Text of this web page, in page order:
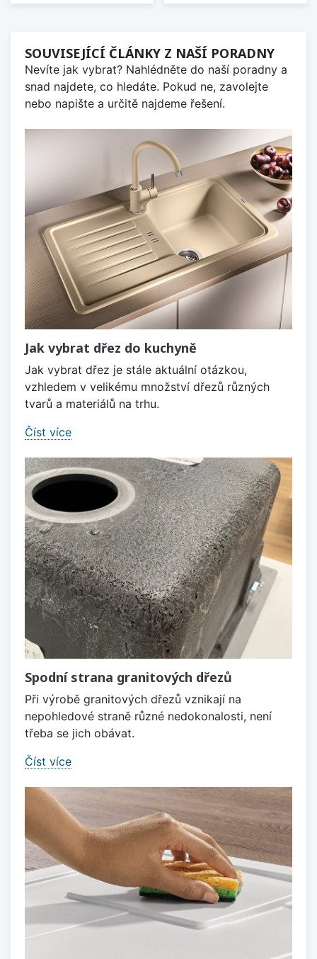
SOUVISEJÍCÍ ČLÁNKY Z NAŠÍ PORADNY
Nevíte jak vybrat? Nahlédněte do naší poradny a
snad najdete, co hledáte. Pokud ne, zavolejte
nebo napište a určitě najdeme řešení.
Jak vybrat dřez do kuchyně
Jak vybrat dřez je stále aktuální otázkou,
vzhledem v velikému množství dřezů různých
tvarů a materiálů na trhu.
Číst více
Spodní strana granitových dřezů
Při výrobě granitových dřezů vznikají na
nepohledové straně různé nedokonalosti, není
třeba se jich obávat.
Číst více